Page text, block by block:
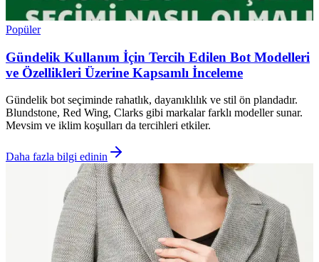
Popüler
Gündelik Kullanım İçin Tercih Edilen Bot Modelleri
ve Özellikleri Üzerine Kapsamlı İnceleme
Gündelik bot seçiminde rahatlık, dayanıklılık ve stil ön plandadır.
Blundstone, Red Wing, Clarks gibi markalar farklı modeller sunar.
Mevsim ve iklim koşulları da tercihleri etkiler.
Daha fazla bilgi edinin